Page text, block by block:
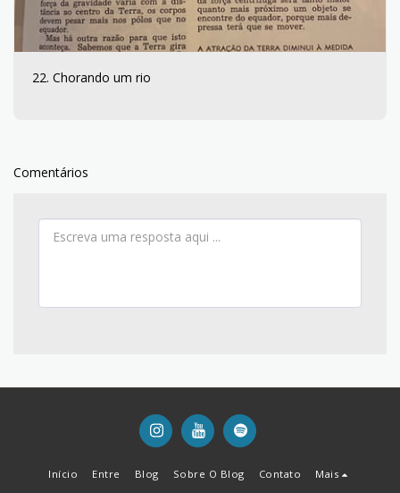
22. Chorando um rio
Comentários
Início Entre Blog Sobre O Blog Contato Mais